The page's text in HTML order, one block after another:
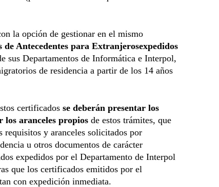
la opción de gestionar en el mismo
Antecedentes para Extranjerosexpedidos
sus Departamentos de Informática e Interpol,
de residencia a partir de los 14 años
certificados se deberán presentar los
los aranceles propios de estos trámites, que
requisitos y aranceles solicitados por
u otros documentos de carácter
expedidos por el Departamento de Interpol
que los certificados emitidos por el
con expedición inmediata.